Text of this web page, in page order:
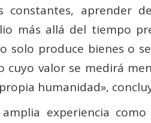
aprender
más allá del tiempo
solo produce bienes o
valor se medirá
humanidad»,
experiencia como